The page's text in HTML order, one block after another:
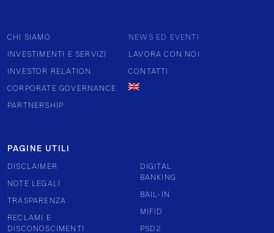
CHI SIAMO
INVESTIMENTI E SERVIZI
INVESTOR RELATION
CORPORATE GOVERNANCE
PARTNERSHIP
NEWS ED EVENTI
LAVORA CON NOI
CONTATTI
PAGINE UTILI
DISCLAIMER
NOTE LEGALI
TRASPARENZA
RECLAMI E
DISCONOSCIMENTI
DIGITAL
BANKING
BAIL-IN
MIFID
PSD2